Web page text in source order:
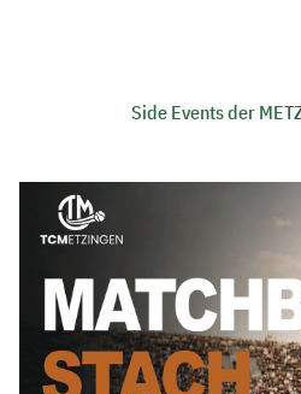
Side Events der